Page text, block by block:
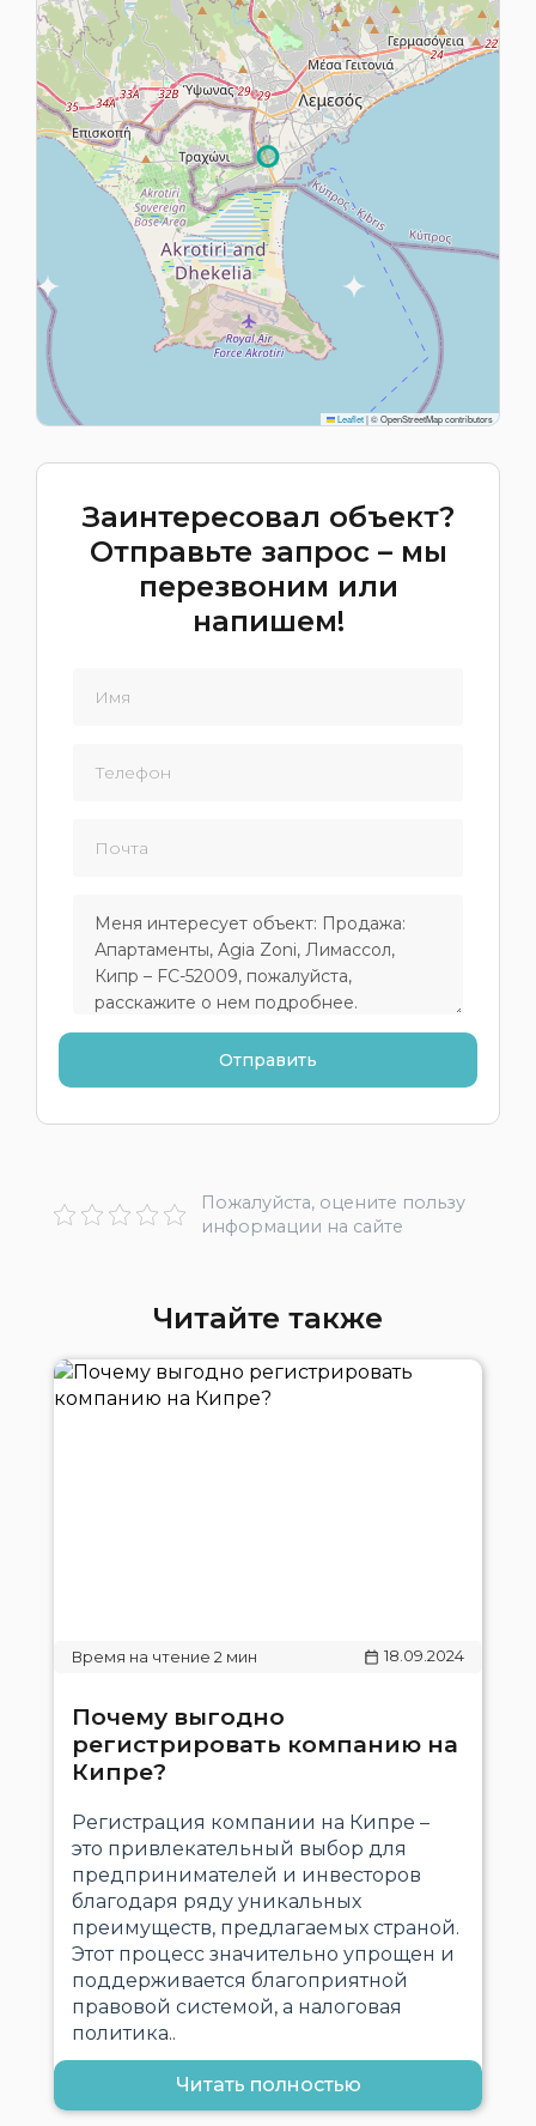
Leaflet|© OpenStreetMap contributors
Заинтересовал объект?
Отправьте запрос – мы
перезвоним или
напишем!
Пожалуйста, оцените пользу
информации на сайте
Читайте также
18.09.2024
Почему выгодно
регистрировать компанию на
Кипре?
Регистрация компании на Кипре –
это привлекательный выбор для
предпринимателей и инвесторов
благодаря ряду уникальных
преимуществ, предлагаемых страной.
Этот процесс значительно упрощен и
поддерживается благоприятной
правовой системой, а налоговая
политика..
Читать полностью